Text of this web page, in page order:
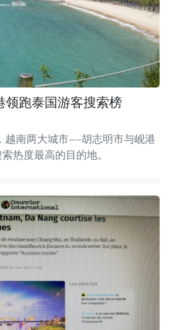
领跑泰国游客搜索榜
越南两大城市——胡志明市与岘港
热度最高的目的地。